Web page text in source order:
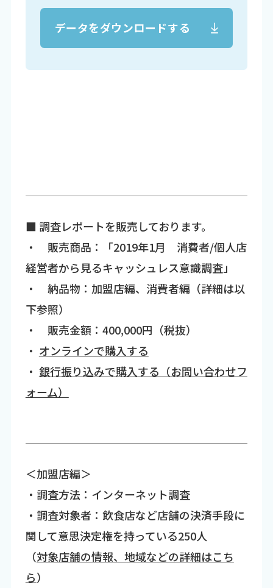
データをダウンロードする
■ 調査レポートを販売しております。
・ 販売商品：「2019年1月 消費者/個人店
経営者から見るキャッシュレス意識調査」
・ 納品物：加盟店編、消費者編（詳細は以
下参照）
・ 販売金額：400,000円（税抜）
・ オンラインで購入する
・ 銀行振り込みで購入する（お問い合わせフ
ォーム）
＜加盟店編＞
・調査方法：インターネット調査
・調査対象者：飲食店など店舗の決済手段に
関して意思決定権を持っている250人
（対象店舗の情報、地域などの詳細はこち
ら）